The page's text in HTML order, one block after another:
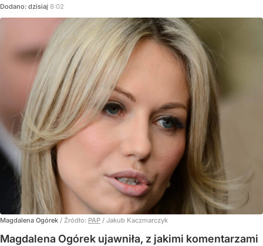
Dodano: dzisiaj 8:02
Magdalena Ogórek / Źródło: PAP / Jakub Kaczmarczyk
Magdalena Ogórek ujawniła, z jakimi komentarzami